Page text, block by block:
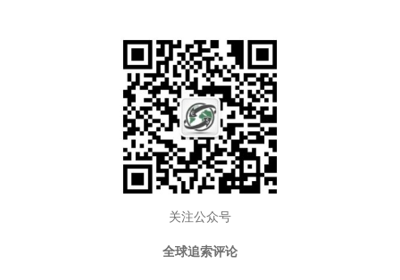
关注公众号
全球追索评论